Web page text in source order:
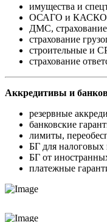
имущества и
ОСАГО и КАСКО
ДМС, страхование
страхование
строительные и
страхование
Аккредитивы и
резервные
банковские
лимиты,
БГ для
БГ от
платежные